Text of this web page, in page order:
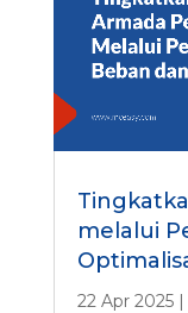
melalui
22 Apr 2025|